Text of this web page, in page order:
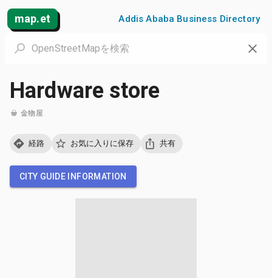
map.et Addis Ababa Business Directory
Hardware store
金物屋
経路 お気に入りに保存 共有
CITY GUIDE INFORMATION